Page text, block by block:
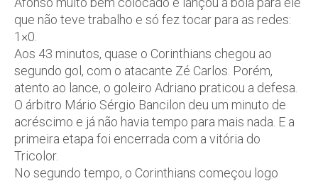
que não teve trabalho e só fez tocar para as redes:
1×0.
Aos 43 minutos, quase o Corinthians chegou ao
segundo gol, com o atacante Zé Carlos. Porém,
atento ao lance, o goleiro Adriano praticou a defesa.
O árbitro Mário Sérgio Bancilon deu um minuto de
acréscimo e já não havia tempo para mais nada. E a
primeira etapa foi encerrada com a vitória do
Tricolor.
No segundo tempo, o Corinthians começou logo